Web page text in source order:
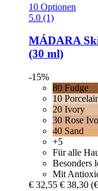
10 Optionen
5.0 (1)
MÁDARA
(30 ml)
-15%
80 Fudge
10
20 Ivory
30 Rose
40 Sand
+5
Für alle
Besonders
Mit
€ 32,55 € 38,30